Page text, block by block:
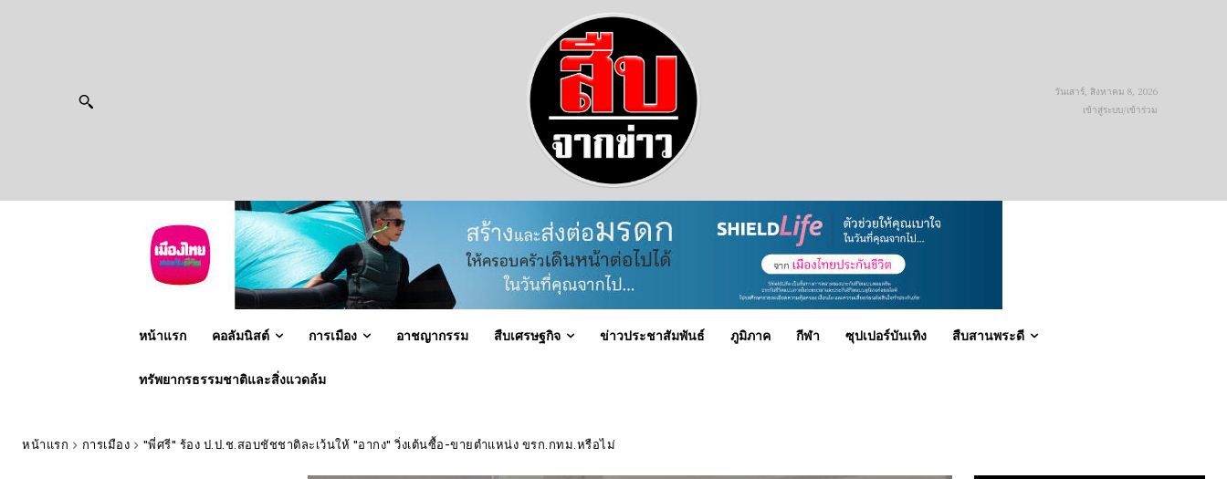
วันเสาร์, สิงหาคม 8, 2026
เข้าสู่ระบบ/เข้าร่วม
หน้าแรก คอลัมนิสต์ การเมือง อาชญากรรม สืบเศรษฐกิจ ข่าวประชาสัมพันธ์ ภูมิภาค กีฬา ซุปเปอร์บันเทิง สืบสานพระดี
ทรัพยากรธรรมชาติและสิ่งแวดล้ม
หน้าแรก การเมือง "พี่ศรี" ร้อง ป.ป.ช.สอบชัชชาติละเว้นให้ "อากง" วิ่งเต้นซื้อ-ขายตำแหน่ง ขรก.กทม.หรือไม่